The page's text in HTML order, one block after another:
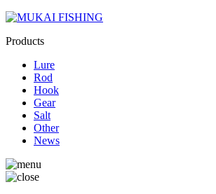
Products
Lure
Rod
Hook
Gear
Salt
Other
News